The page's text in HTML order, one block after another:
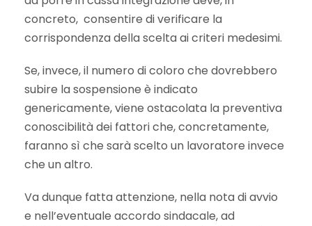
concreto, consentire di verificare la
corrispondenza della scelta ai criteri medesimi.
Se, invece, il numero di coloro che dovrebbero
subire la sospensione è indicato
genericamente, viene ostacolata la preventiva
conoscibilità dei fattori che, concretamente,
faranno sì che sarà scelto un lavoratore invece
che un altro.
Va dunque fatta attenzione, nella nota di avvio
e nell’eventuale accordo sindacale, ad